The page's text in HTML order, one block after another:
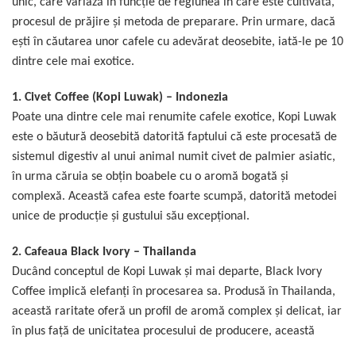
unic, care variază în funcție de regiunea în care este cultivată,
procesul de prăjire și metoda de preparare. Prin urmare, dacă
ești în căutarea unor cafele cu adevărat deosebite, iată-le pe 10
dintre cele mai exotice.
1. Civet Coffee (Kopi Luwak) – Indonezia
Poate una dintre cele mai renumite cafele exotice, Kopi Luwak
este o băutură deosebită datorită faptului că este procesată de
sistemul digestiv al unui animal numit civet de palmier asiatic,
în urma căruia se obțin boabele cu o aromă bogată și
complexă. Această cafea este foarte scumpă, datorită metodei
unice de producție și gustului său excepțional.
2. Cafeaua Black Ivory – Thailanda
Ducând conceptul de Kopi Luwak și mai departe, Black Ivory
Coffee implică elefanți în procesarea sa. Produsă în Thailanda,
această raritate oferă un profil de aromă complex și delicat, iar
în plus față de unicitatea procesului de producere, această